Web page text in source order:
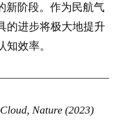
新阶段。作为民航气
的进步将极大地提升
效率。
Nature (2023)